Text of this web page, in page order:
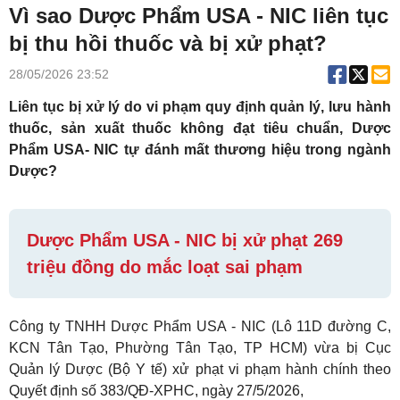
Vì sao Dược Phẩm USA - NIC liên tục
bị thu hồi thuốc và bị xử phạt?
28/05/2026 23:52
Liên tục bị xử lý do vi phạm quy định quản lý, lưu hành
thuốc, sản xuất thuốc không đạt tiêu chuẩn, Dược
Phẩm USA- NIC tự đánh mất thương hiệu trong ngành
Dược?
Dược Phẩm USA - NIC bị xử phạt 269
triệu đồng do mắc loạt sai phạm
Công ty TNHH Dược Phẩm USA - NIC (Lô 11D đường C,
KCN Tân Tạo, Phường Tân Tạo, TP HCM) vừa bị Cục
Quản lý Dược (Bộ Y tế) xử phạt vi phạm hành chính theo
Quyết định số 383/QĐ-XPHC, ngày 27/5/2026,